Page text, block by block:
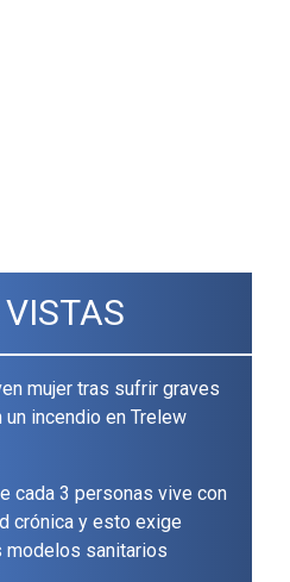
mujer tras sufrir graves
un incendio en Trelew
cada 3 personas vive con
crónica y esto exige
modelos sanitarios